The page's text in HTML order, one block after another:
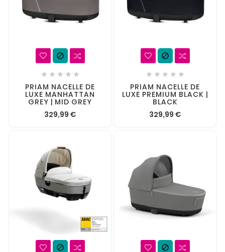

    
PRIAM NACELLE DE
LUXE MANHATTAN
GREY | MID GREY
329,99 €

    
PRIAM NACELLE DE
LUXE PREMIUM BLACK |
BLACK
329,99 €
 